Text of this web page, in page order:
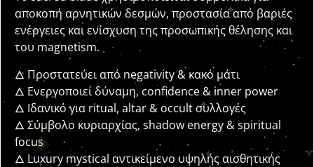
αποκοπή αρνητικών δεσμών, προστασία από βαριές
ενέργειες και ενίσχυση της προσωπικής θέλησης και
του magnetism.
🜂 Προστατεύει από negativity & κακό μάτι
🜂 Ενεργοποιεί δύναμη, confidence & inner power
🜂 Ιδανικό για ritual, altar & occult συλλογές
🜂 Σύμβολο κυριαρχίας, shadow energy & spiritual
focus
🜂 Luxury mystical αντικείμενο υψηλής αισθητικής